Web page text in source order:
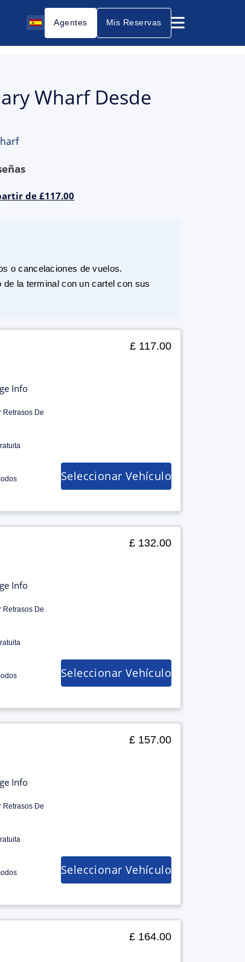
Agentes Mis Reservas
Wharf Desde
de £117.00
o cancelaciones de vuelos.
la terminal con un cartel con sus
Info
Retrasos De
£ 117.00
Seleccionar Vehículo
Info
Retrasos De
£ 132.00
Seleccionar Vehículo
Info
Retrasos De
£ 157.00
Seleccionar Vehículo
£ 164.00